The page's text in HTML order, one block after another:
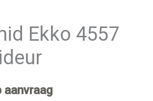
Ekko 4557
aanvraag